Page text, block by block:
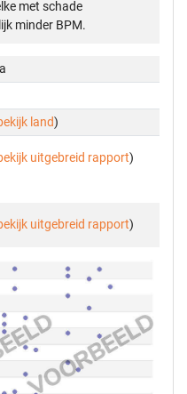
met schade
minder BPM.
land)
uitgebreid rapport)
uitgebreid rapport)